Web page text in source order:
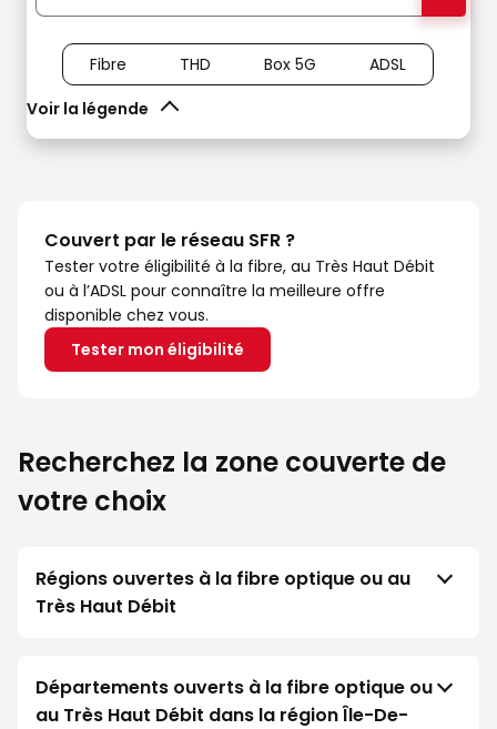
Voir la légende
Fibre THD Box 5G ADSL
Couvert par le réseau SFR ?
Tester votre éligibilité à la fibre, au Très Haut Débit
ou à l’ADSL pour connaître la meilleure offre
disponible chez vous.
Tester mon éligibilité
Recherchez la zone couverte de
votre choix
Régions ouvertes à la fibre optique ou au
Très Haut Débit
Départements ouverts à la fibre optique ou
au Très Haut Débit dans la région Île-De-